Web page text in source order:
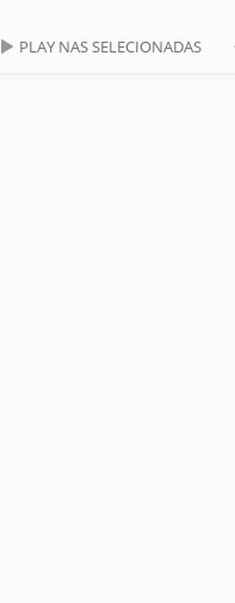
PLAY NAS SELECIONADAS